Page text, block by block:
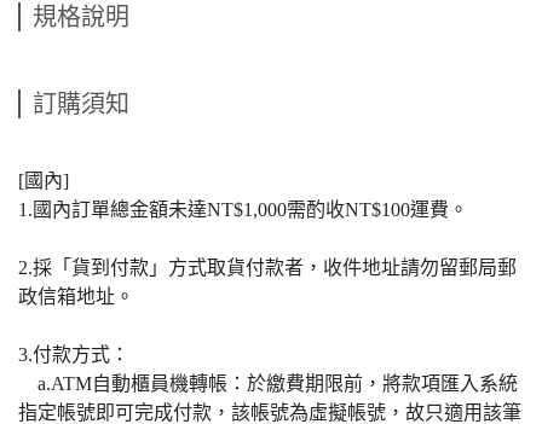
規格說明
訂購須知
[國內]
1.國內訂單總金額未達NT$1,000需酌收NT$100運費。
2.採「貨到付款」方式取貨付款者，收件地址請勿留郵局郵
政信箱地址。
3.付款方式：
a.ATM自動櫃員機轉帳：於繳費期限前，將款項匯入系統
指定帳號即可完成付款，該帳號為虛擬帳號，故只適用該筆